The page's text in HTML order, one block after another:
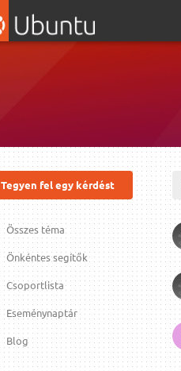
Tegyen fel egy kérdést
Összes téma
Önkéntes segítők
Csoportlista
Eseménynaptár
Blog